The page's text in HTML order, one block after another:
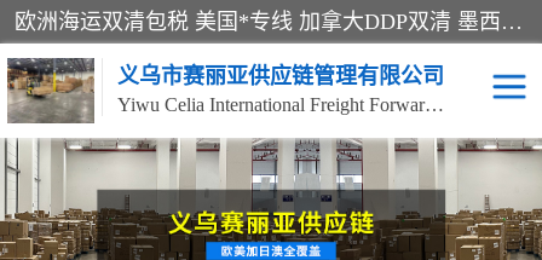
欧洲海运双清包税 美国*专线 加拿大DDP双清 墨西哥跨境空运 澳大利亚专线物流 跨境电商物流服务 国际快递到门服务 海运*渠道 一站式跨境物流解决方案 TikTok/SHEIN专线 电商平台FBA头程运输 国际铁路运输欧洲 UPS/DDHL/联邦快递跨境 美国双清到门物流 跨境*运输
义乌市赛丽亚供应链管理有限公司
Yiwu Celia International Freight Forwarding Co., Ltd
美森快船 欧洲卡航